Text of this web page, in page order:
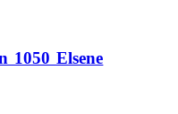
1050 Elsene